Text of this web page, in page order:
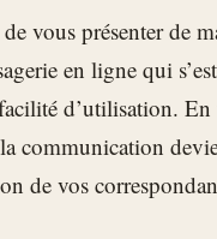
vous présenter de
en ligne qui
d’utilisation.
communication
de vos